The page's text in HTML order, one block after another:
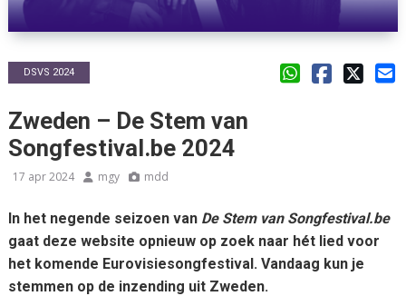
DSVS 2024
Zweden – De Stem van
Songfestival.be 2024
17 apr 2024 mgy mdd
In het negende seizoen van De Stem van Songfestival.be
gaat deze website opnieuw op zoek naar hét lied voor
het komende Eurovisiesongfestival. Vandaag kun je
stemmen op de inzending uit Zweden.